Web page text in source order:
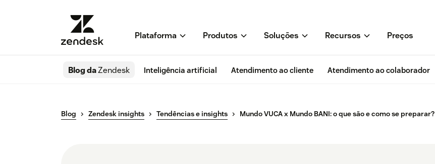
Plataforma Produtos Soluções Recursos Preços
Blog daZendesk Inteligência artificial Atendimento ao cliente Atendimento ao colaborador
Blog Zendesk insights Tendências e insights Mundo VUCA x Mundo BANI: o que são e como se preparar?